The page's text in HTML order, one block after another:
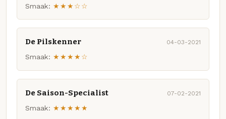
Smaak: ★★★☆☆
De Pilskenner 04-03-2021
Smaak: ★★★★☆
De Saison-Specialist 07-02-2021
Smaak: ★★★★★